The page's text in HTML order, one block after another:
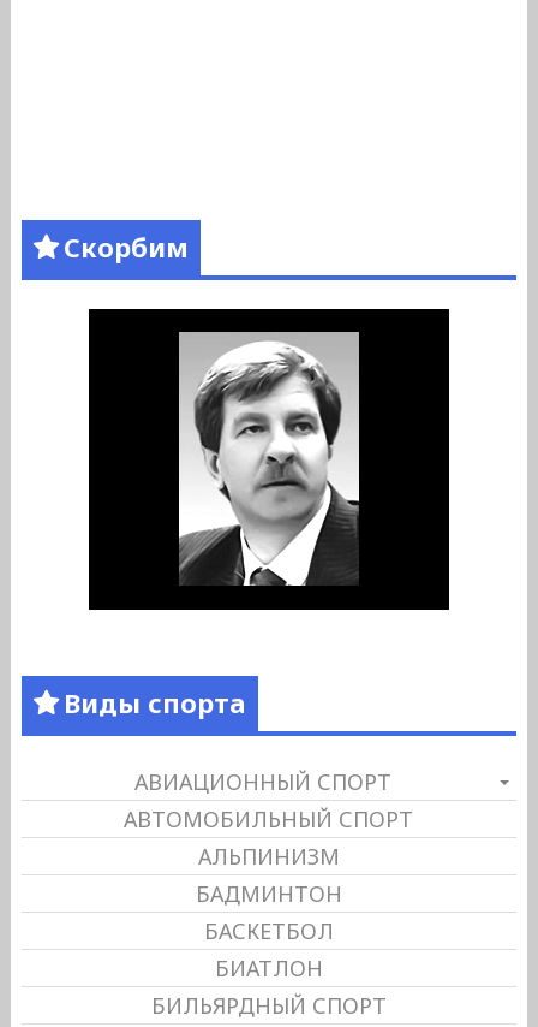
Скорбим
Виды спорта
АВИАЦИОННЫЙ СПОРТ
АВТОМОБИЛЬНЫЙ СПОРТ
АЛЬПИНИЗМ
БАДМИНТОН
БАСКЕТБОЛ
БИАТЛОН
БИЛЬЯРДНЫЙ СПОРТ